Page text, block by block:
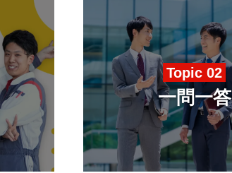
Topic 02
一問一答